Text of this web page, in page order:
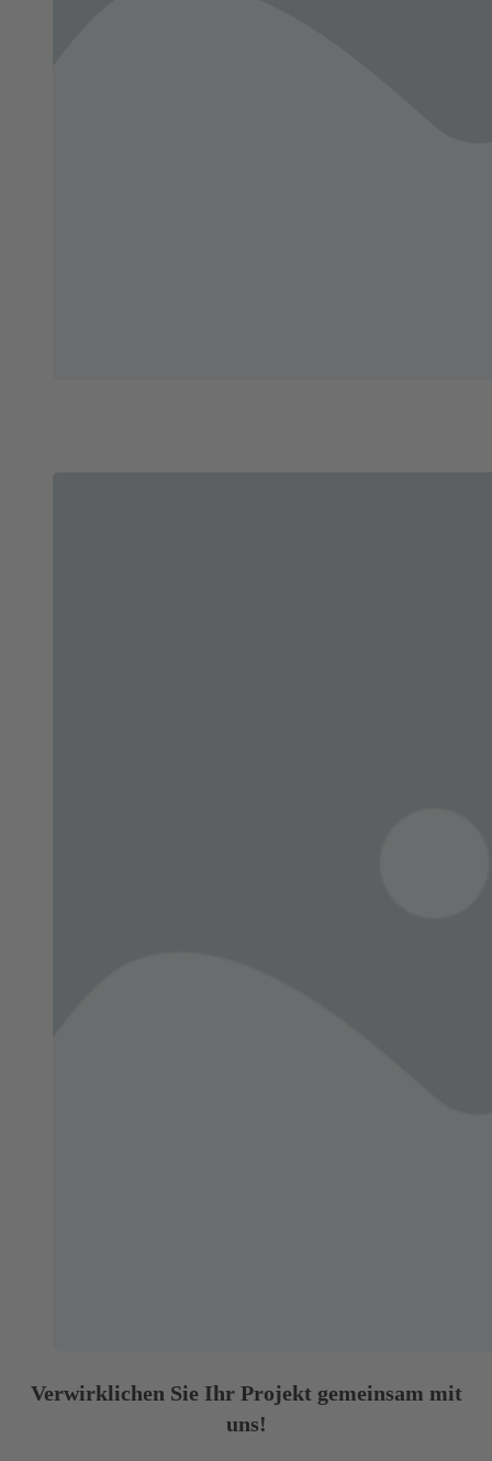
Verwirklichen Sie Ihr Projekt gemeinsam mit
uns!